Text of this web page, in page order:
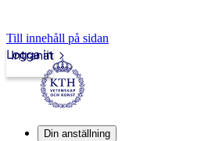
Till innehåll på sidan
Intranät
Logga in
Din anställning